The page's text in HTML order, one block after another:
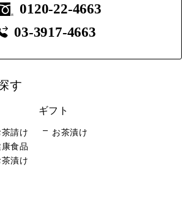
0120-22-4663
03-3917-4663
す
茶請け
食品
茶漬け
ギフト
お茶漬け